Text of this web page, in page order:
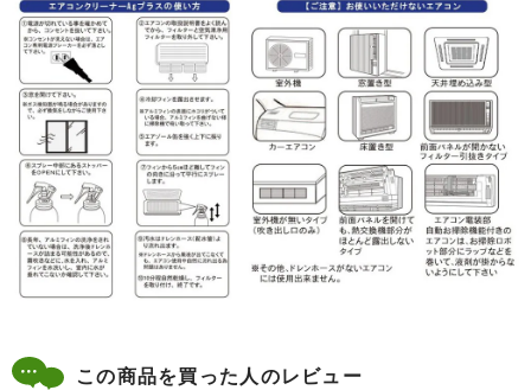
この商品を買った人のレビュー